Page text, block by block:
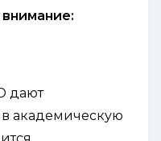
дают
в академическую